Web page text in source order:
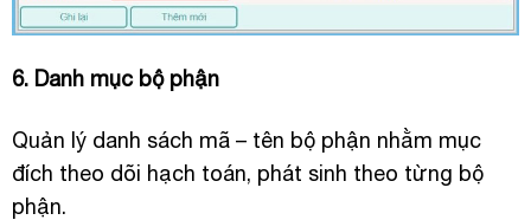
6. Danh mục bộ phận
Quản lý danh sách mã – tên bộ phận nhằm mục
đích theo dõi hạch toán, phát sinh theo từng bộ
phận.